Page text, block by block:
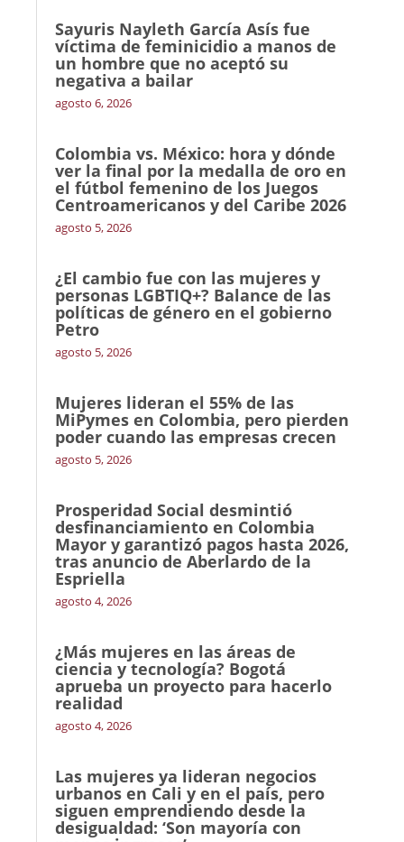
Sayuris Nayleth García Asís fue
víctima de feminicidio a manos de
un hombre que no aceptó su
negativa a bailar
agosto 6, 2026
Colombia vs. México: hora y dónde
ver la final por la medalla de oro en
el fútbol femenino de los Juegos
Centroamericanos y del Caribe 2026
agosto 5, 2026
¿El cambio fue con las mujeres y
personas LGBTIQ+? Balance de las
políticas de género en el gobierno
Petro
agosto 5, 2026
Mujeres lideran el 55% de las
MiPymes en Colombia, pero pierden
poder cuando las empresas crecen
agosto 5, 2026
Prosperidad Social desmintió
desfinanciamiento en Colombia
Mayor y garantizó pagos hasta 2026,
tras anuncio de Aberlardo de la
Espriella
agosto 4, 2026
¿Más mujeres en las áreas de
ciencia y tecnología? Bogotá
aprueba un proyecto para hacerlo
realidad
agosto 4, 2026
Las mujeres ya lideran negocios
urbanos en Cali y en el país, pero
siguen emprendiendo desde la
desigualdad: ‘Son mayoría con